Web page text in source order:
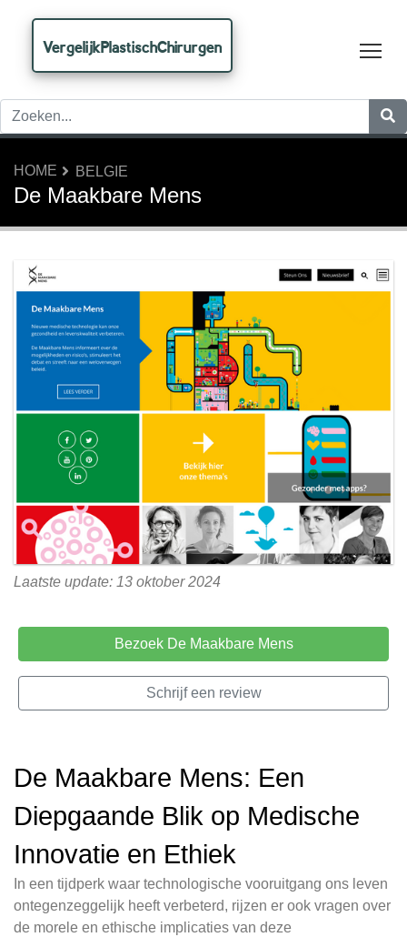
VergelijkPlastischChirurgen
HOME BELGIE
De Maakbare Mens
Laatste update: 13 oktober 2024
Bezoek De Maakbare Mens
Schrijf een review
De Maakbare Mens: Een
Diepgaande Blik op Medische
Innovatie en Ethiek
In een tijdperk waar technologische vooruitgang ons leven
ontegenzeggelijk heeft verbeterd, rijzen er ook vragen over
de morele en ethische implicaties van deze